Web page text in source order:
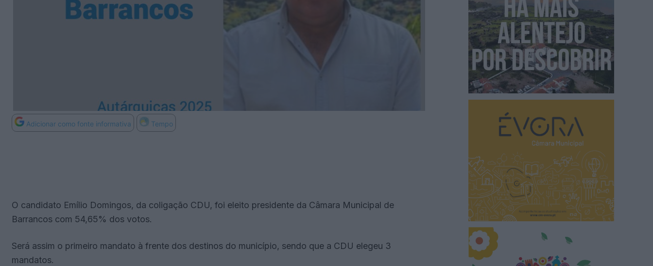
Adicionar como fonte informativa Tempo
O candidato Emílio Domingos, da coligação CDU, foi eleito presidente da Câmara Municipal de
Barrancos com 54,65% dos votos.
Será assim o primeiro mandato à frente dos destinos do município, sendo que a CDU elegeu 3
mandatos.